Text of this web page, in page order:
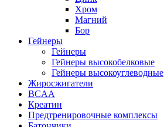
Хром
Магний
Бор
Гейнеры
Гейнеры
Гейнеры высокобелковые
Гейнеры высокоуглеводные
Жиросжигатели
BCAA
Креатин
Предтренировочные комплексы